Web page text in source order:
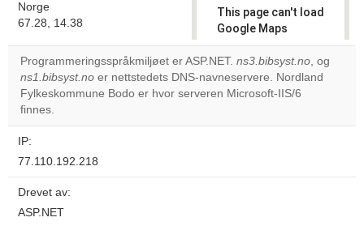
Norge
67.28, 14.38
This page can't load
Google Maps
correctly.
Do you
own this
Programmeringsspråkmiljøet er ASP.NET. ns3.bibsyst.no, og
ns1.bibsyst.no er nettstedets DNS-navneservere. Nordland
Fylkeskommune Bodo er hvor serveren Microsoft-IIS/6
finnes.
IP:
77.110.192.218
Drevet av:
ASP.NET